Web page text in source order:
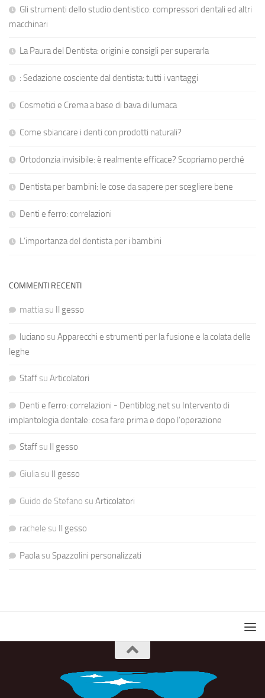
Gli strumenti dello studio dentistico: compressori dentali ed altri
macchinari
La Paura del Dentista: origini e consigli per superarla
: Sedazione cosciente dal dentista: tutti i vantaggi
Cosmetici e Crema a base di bava di lumaca
Come sbiancare i denti con prodotti naturali?
Ortodonzia invisibile: è realmente efficace? Scopriamo perché
Dentista per bambini: le cose da sapere per scegliere bene
Denti e ferro: correlazioni
L’importanza del dentista per i bambini
COMMENTI RECENTI
mattiasu Il gesso
luciano su Apparecchi e strumenti per la fusione e la colata delle
leghe
Staffsu Articolatori
Denti e ferro: correlazioni - Dentiblog.netsu Intervento di
implantologia dentale: cosa fare prima e dopo l’operazione
Staffsu Il gesso
Giuliasu Il gesso
Guido de Stefano su Articolatori
rachele su Il gesso
Paolasu Spazzolini personalizzati